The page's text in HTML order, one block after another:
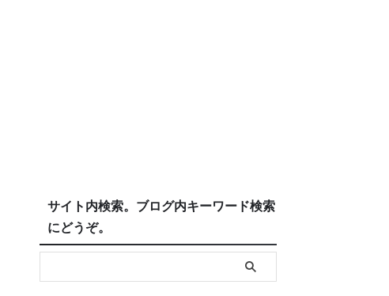
サイト内検索。ブログ内キーワード検索
にどうぞ。